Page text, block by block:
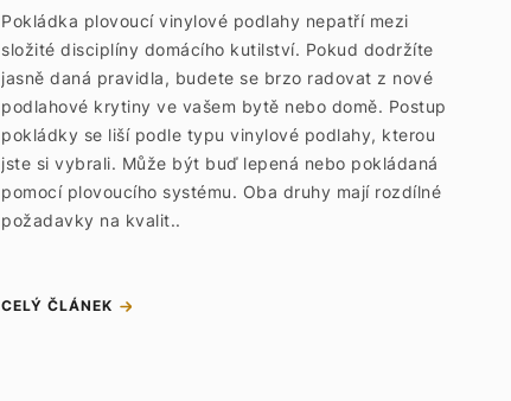
Pokládka plovoucí vinylové podlahy nepatří mezi
složité disciplíny domácího kutilství. Pokud dodržíte
jasně daná pravidla, budete se brzo radovat z nové
podlahové krytiny ve vašem bytě nebo domě. Postup
pokládky se liší podle typu vinylové podlahy, kterou
jste si vybrali. Může být buď lepená nebo pokládaná
pomocí plovoucího systému. Oba druhy mají rozdílné
požadavky na kvalit..
CELÝ ČLÁNEK